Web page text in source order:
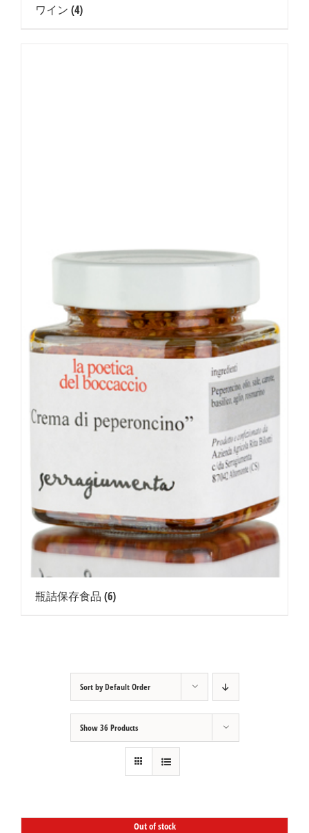
ワイン (4)
瓶詰保存食品 (6)
Sort byDefault Order
Show36 Products
Out of stock